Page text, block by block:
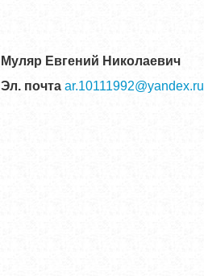
Муляр Евгений Николаевич
Эл. почта ar.10111992@yandex.ru